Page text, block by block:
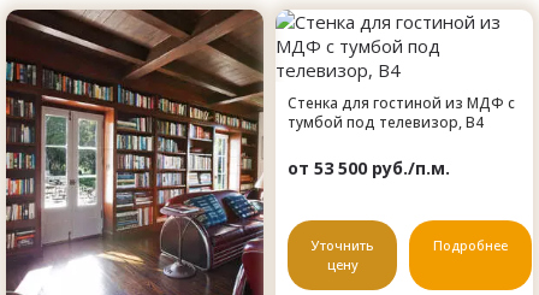
Стенка для гостиной из МДФ с
тумбой под телевизор, B4
от 53 500 руб./п.м.
Уточнить
цену
Подробнее